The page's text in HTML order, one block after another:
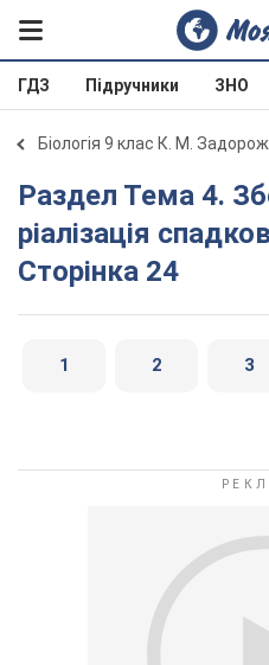
ГДЗ Підручники ЗНО
Біологія 9 клас К. М.
Раздел Тема 4. Збереження та
ріалізація
Сторінка 24
1 2 3